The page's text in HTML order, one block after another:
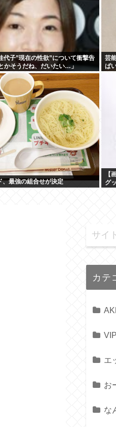
代子”現在の性欲”について衝撃告
かそうだね、だいたい…」
芸
ぱ
、最強の組合せが決定
【
グ
カテ
VIP
エ
お
な